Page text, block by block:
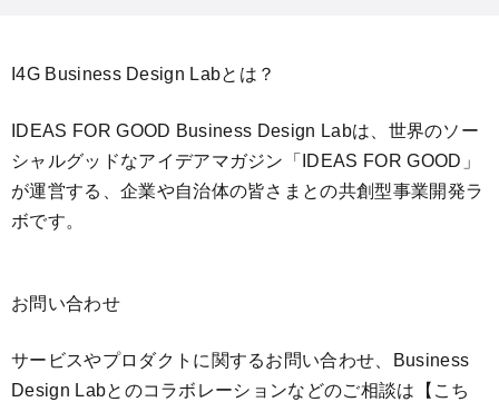
I4G Business Design Labとは？
IDEAS FOR GOOD Business Design Labは、世界のソー
シャルグッドなアイデアマガジン「IDEAS FOR GOOD」
が運営する、企業や自治体の皆さまとの共創型事業開発ラ
ボです。
お問い合わせ
サービスやプロダクトに関するお問い合わせ、Business
Design Labとのコラボレーションなどのご相談は 【こち